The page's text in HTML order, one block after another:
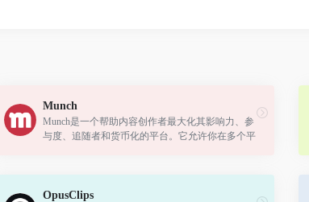
Munch
Munch是一个帮助内容创作者最大化其影响力、参
与度、追随者和货币化的平台。它允许你在多个平
OpusClips